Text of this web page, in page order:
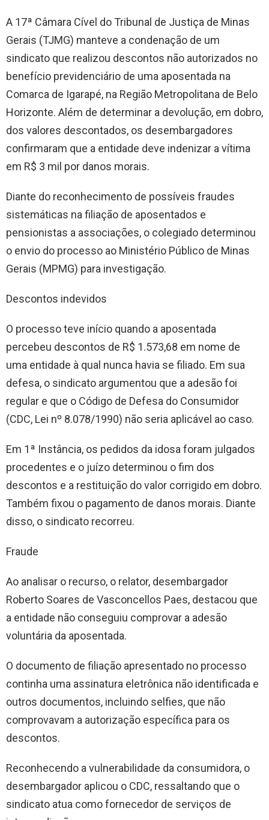
A 17ª Câmara Cível do Tribunal de Justiça de Minas
Gerais (TJMG) manteve a condenação de um
sindicato que realizou descontos não autorizados no
benefício previdenciário de uma aposentada na
Comarca de Igarapé, na Região Metropolitana de Belo
Horizonte. Além de determinar a devolução, em dobro,
dos valores descontados, os desembargadores
confirmaram que a entidade deve indenizar a vítima
em R$ 3 mil por danos morais.
Diante do reconhecimento de possíveis fraudes
sistemáticas na filiação de aposentados e
pensionistas a associações, o colegiado determinou
o envio do processo ao Ministério Público de Minas
Gerais (MPMG) para investigação.
Descontos indevidos
O processo teve início quando a aposentada
percebeu descontos de R$ 1.573,68 em nome de
uma entidade à qual nunca havia se filiado. Em sua
defesa, o sindicato argumentou que a adesão foi
regular e que o Código de Defesa do Consumidor
(CDC, Lei nº 8.078/1990) não seria aplicável ao caso.
Em 1ª Instância, os pedidos da idosa foram julgados
procedentes e o juízo determinou o fim dos
descontos e a restituição do valor corrigido em dobro.
Também fixou o pagamento de danos morais. Diante
disso, o sindicato recorreu.
Fraude
Ao analisar o recurso, o relator, desembargador
Roberto Soares de Vasconcellos Paes, destacou que
a entidade não conseguiu comprovar a adesão
voluntária da aposentada.
O documento de filiação apresentado no processo
continha uma assinatura eletrônica não identificada e
outros documentos, incluindo selfies, que não
comprovavam a autorização específica para os
descontos.
Reconhecendo a vulnerabilidade da consumidora, o
desembargador aplicou o CDC, ressaltando que o
sindicato atua como fornecedor de serviços de